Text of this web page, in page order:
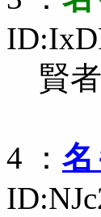
賢
4 ： 名